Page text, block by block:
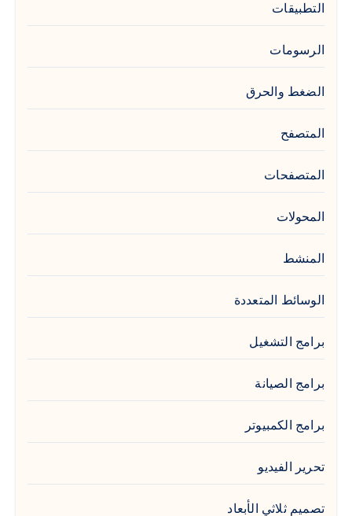
التطبيقات
الرسومات
الضغط والحرق
المتصفح
المتصفحات
المحولات
المنشط
الوسائط المتعددة
برامج التشغيل
برامج الصيانة
برامج الكمبيوتر
تحرير الفيديو
تصميم ثلاثي الأبعاد